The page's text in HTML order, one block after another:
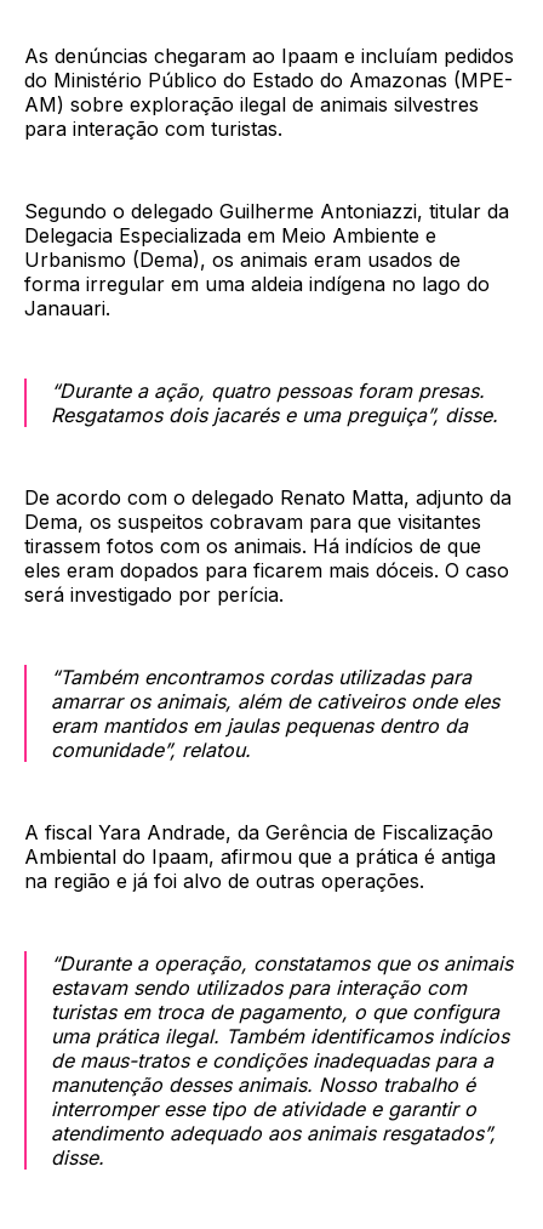
As denúncias chegaram ao Ipaam e incluíam pedidos
do Ministério Público do Estado do Amazonas (MPE-
AM) sobre exploração ilegal de animais silvestres
para interação com turistas.
Segundo o delegado Guilherme Antoniazzi, titular da
Delegacia Especializada em Meio Ambiente e
Urbanismo (Dema), os animais eram usados de
forma irregular em uma aldeia indígena no lago do
Janauari.
“Durante a ação, quatro pessoas foram presas.
Resgatamos dois jacarés e uma preguiça”, disse.
De acordo com o delegado Renato Matta, adjunto da
Dema, os suspeitos cobravam para que visitantes
tirassem fotos com os animais. Há indícios de que
eles eram dopados para ficarem mais dóceis. O caso
será investigado por perícia.
“Também encontramos cordas utilizadas para
amarrar os animais, além de cativeiros onde eles
eram mantidos em jaulas pequenas dentro da
comunidade”, relatou.
A fiscal Yara Andrade, da Gerência de Fiscalização
Ambiental do Ipaam, afirmou que a prática é antiga
na região e já foi alvo de outras operações.
“Durante a operação, constatamos que os animais
estavam sendo utilizados para interação com
turistas em troca de pagamento, o que configura
uma prática ilegal. Também identificamos indícios
de maus-tratos e condições inadequadas para a
manutenção desses animais. Nosso trabalho é
interromper esse tipo de atividade e garantir o
atendimento adequado aos animais resgatados”,
disse.